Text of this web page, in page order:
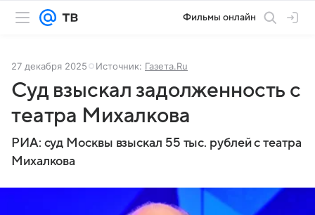
Фильмы онлайн
27 декабря 2025 Источник: Газета.Ru
Суд взыскал задолженность с
театра Михалкова
РИА: суд Москвы взыскал 55 тыс. рублей с театра
Михалкова